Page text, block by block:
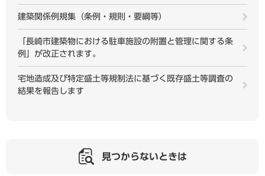
建築関係例規集（条例・規則・要綱等）
「長崎市建築物における駐車施設の附置と管理に関する条
例」が改正されます。
宅地造成及び特定盛土等規制法に基づく既存盛土等調査の
結果を報告します
見つからないときは